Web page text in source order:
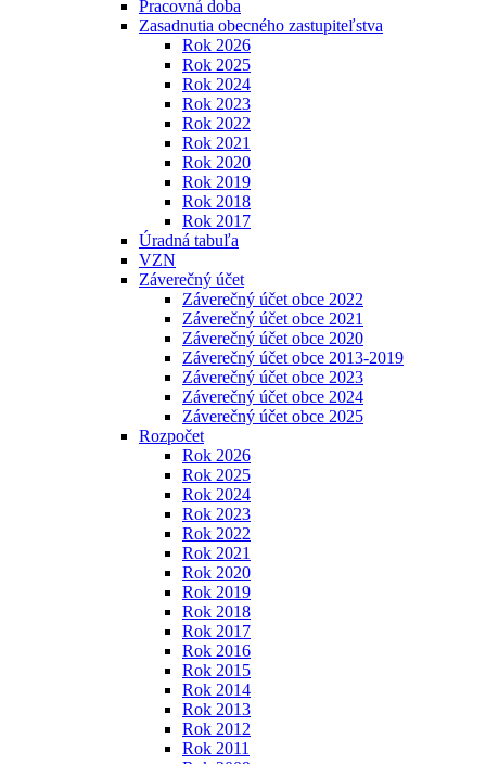
Pracovná doba
Zasadnutia obecného zastupiteľstva
Rok 2026
Rok 2025
Rok 2024
Rok 2023
Rok 2022
Rok 2021
Rok 2020
Rok 2019
Rok 2018
Rok 2017
Úradná tabuľa
VZN
Záverečný účet
Záverečný účet obce 2022
Záverečný účet obce 2021
Záverečný účet obce 2020
Záverečný účet obce 2013-2019
Záverečný účet obce 2023
Záverečný účet obce 2024
Záverečný účet obce 2025
Rozpočet
Rok 2026
Rok 2025
Rok 2024
Rok 2023
Rok 2022
Rok 2021
Rok 2020
Rok 2019
Rok 2018
Rok 2017
Rok 2016
Rok 2015
Rok 2014
Rok 2013
Rok 2012
Rok 2011